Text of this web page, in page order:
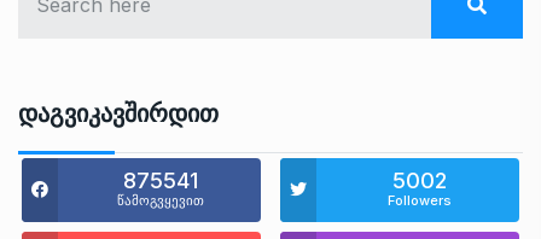
Დაგვიკავშირდით
875541
წამოგვყევით
5002
Followers